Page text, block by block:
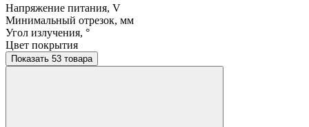
Напряжение питания, V
Минимальный отрезок, мм
Угол излучения, °
Цвет покрытия
Показать 53 товара